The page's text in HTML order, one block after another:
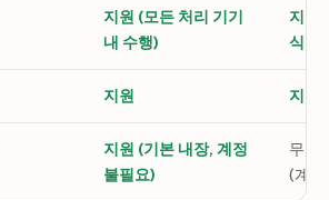
지원 (모든 처리 기기
내 수행)
지원,
식 선
지원 지원
지원 (기본 내장, 계정
불필요)
무료
(계